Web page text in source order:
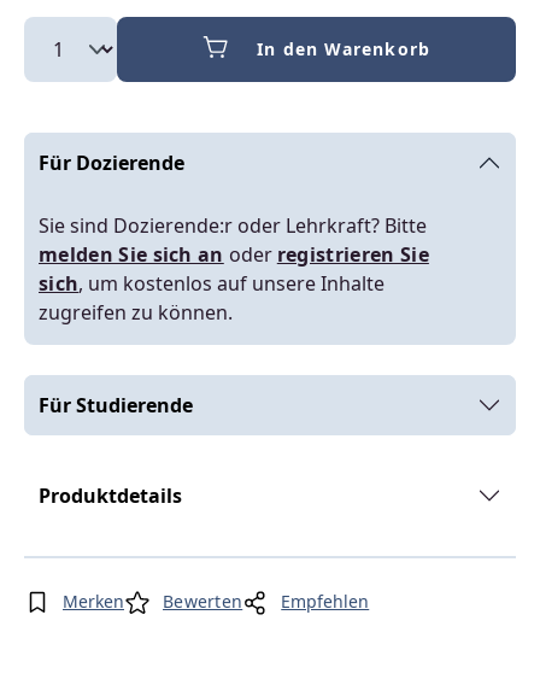
In den Warenkorb
Für Dozierende
Sie sind Dozierende:r oder Lehrkraft? Bitte
melden Sie sich an oder registrieren Sie
sich, um kostenlos auf unsere Inhalte
zugreifen zu können.
Für Studierende
Produktdetails
Merken Bewerten Empfehlen